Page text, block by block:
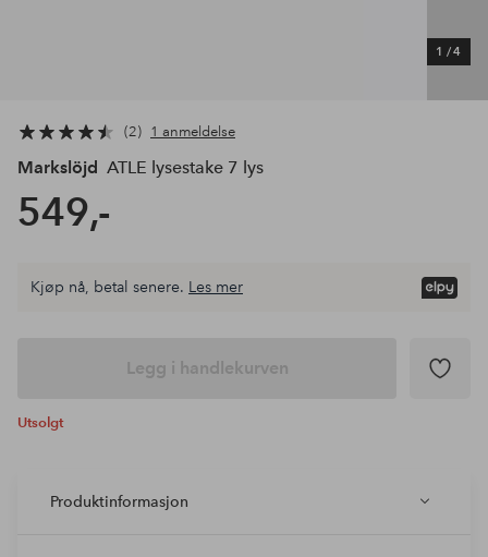
1 /4
2 1 anmeldelse
Markslöjd ATLE lysestake 7 lys
549,-
Kjøp nå, betal senere. Les mer
Legg i handlekurven
Utsolgt
Produktinformasjon